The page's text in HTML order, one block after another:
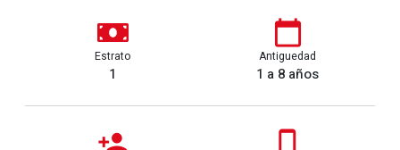
Estrato
1
Antiguedad
1 a 8 años